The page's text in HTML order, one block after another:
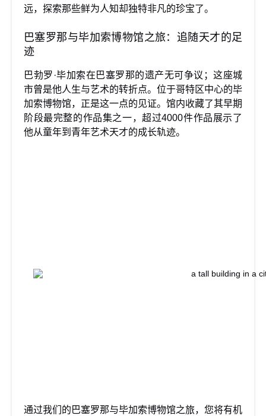
远，探索那些鲜为人知却独特非凡的珍宝了。
巴塞罗那与毕加索博物馆之旅：追随天才的足
迹
巴勃罗·毕加索在巴塞罗那的遗产无可争议；这座城
市曾是他人生与艺术的转折点。位于哥特区中心的毕
加索博物馆，正是这一点的见证。馆内收藏了其早期
阶段最完整的作品集之一，超过4000件作品展示了
他从童年到青年艺术天才的成长轨迹。
通过我们的巴塞罗那与毕加索博物馆之旅，您将有机